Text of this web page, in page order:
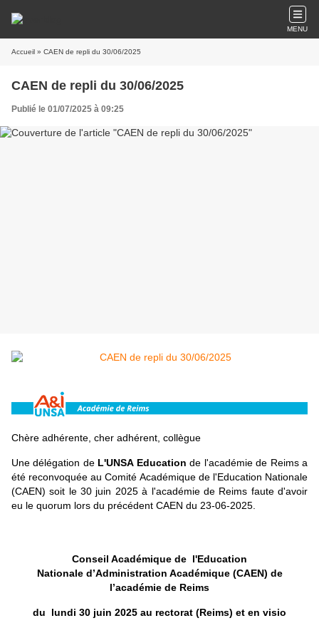
MENU
Accueil » CAEN de repli du 30/06/2025
CAEN de repli du 30/06/2025
Publié le 01/07/2025 à 09:25
Chère adhérente, cher adhérent, collègue
Une délégation de L'UNSA Education de l'académie de Reims a
été reconvoquée au Comité Académique de l'Education Nationale
(CAEN) soit le 30 juin 2025 à l'académie de Reims faute d'avoir
eu le quorum lors du précédent CAEN du 23-06-2025.
Conseil Académique de l'Education
Nationale d’Administration Académique(CAEN) de
l’académie de Reims
du lundi 30 juin 2025 au rectorat (Reims) et en visio